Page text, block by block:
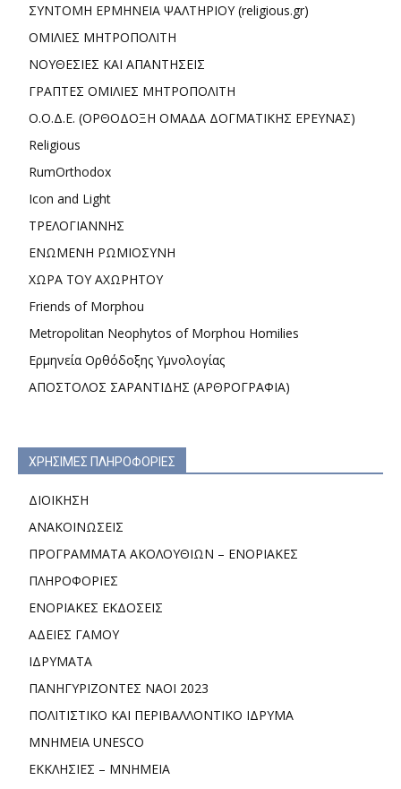
ΣΥΝΤΟΜΗ ΕΡΜΗΝΕΙΑ ΨΑΛΤΗΡΙΟΥ (religious.gr)
ΟΜΙΛΙΕΣ ΜΗΤΡΟΠΟΛΙΤΗ
ΝΟΥΘΕΣΙΕΣ ΚΑΙ ΑΠΑΝΤΗΣΕΙΣ
ΓΡΑΠΤΕΣ ΟΜΙΛΙΕΣ ΜΗΤΡΟΠΟΛΙΤΗ
Ο.Ο.Δ.Ε. (ΟΡΘΟΔΟΞΗ ΟΜΑΔΑ ΔΟΓΜΑΤΙΚΗΣ ΕΡΕΥΝΑΣ)
Religious
RumOrthodox
Icon and Light
ΤΡΕΛΟΓΙΑΝΝΗΣ
ΕΝΩΜΕΝΗ ΡΩΜΙΟΣΥΝΗ
ΧΩΡΑ ΤΟΥ ΑΧΩΡΗΤΟΥ
Friends of Morphou
Metropolitan Neophytos of Morphou Homilies
Ερμηνεία Ορθόδοξης Υμνολογίας
ΑΠΟΣΤΟΛΟΣ ΣΑΡΑΝΤΙΔΗΣ (ΑΡΘΡΟΓΡΑΦΙΑ)
ΧΡΗΣΙΜΕΣ ΠΛΗΡΟΦΟΡΙΕΣ
ΔΙΟΙΚΗΣΗ
ΑΝΑΚΟΙΝΩΣΕΙΣ
ΠΡΟΓΡΑΜΜΑΤΑ ΑΚΟΛΟΥΘΙΩΝ – ΕΝΟΡΙΑΚΕΣ
ΠΛΗΡΟΦΟΡΙΕΣ
ΕΝΟΡΙΑΚΕΣ ΕΚΔΟΣΕΙΣ
ΑΔΕΙΕΣ ΓΑΜΟΥ
ΙΔΡΥΜΑΤΑ
ΠΑΝΗΓΥΡΙΖΟΝΤΕΣ ΝΑΟΙ 2023
ΠΟΛΙΤΙΣΤΙΚΟ ΚΑΙ ΠΕΡΙΒΑΛΛΟΝΤΙΚΟ ΙΔΡΥΜΑ
ΜΝΗΜΕΙΑ UNESCO
ΕΚΚΛΗΣΙΕΣ – ΜΝΗΜΕΙΑ